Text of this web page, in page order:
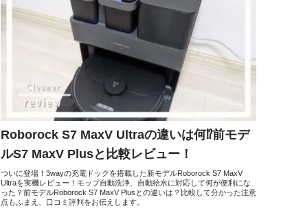
Roborock S7 MaxV Ultraの違いは何⁉前モデ
ルS7 MaxV Plusと比較レビュー！
ついに登場！3wayの充電ドックを搭載した新モデルRoborock S7 MaxV
Ultraを実機レビュー！モップ自動洗浄、自動給水に対応して何が便利にな
った？前モデルRoborock S7 MaxV Plusとの違いは？比較して分かった注意
点もふまえ、口コミ評判をお伝えします。